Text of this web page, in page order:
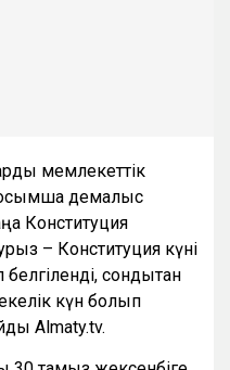
мемлекеттік
демалыс
Конституция
– Конституция күні
сондықтан
күн болып
Almaty.tv.